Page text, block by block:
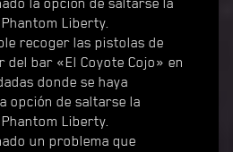
la opción de saltarse la
Liberty.
recoger las pistolas de
del bar «El Coyote Cojo» en
donde se haya
opción de saltarse la
Liberty.
un problema que